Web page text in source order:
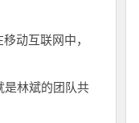
动互联网中，
是林斌的团队共